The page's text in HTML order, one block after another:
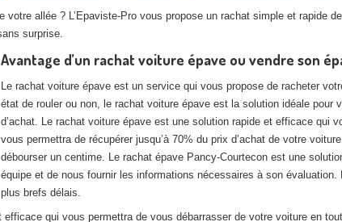
allée ? L’Epaviste-Pro vous propose un rachat simple et rapide
surprise.
Avantage d’un rachat voiture épave ou vendre son
Le rachat voiture épave est un service qui vous propose de racheter
état de rouler ou non, le rachat voiture épave est la solution idéale
d’achat. Le rachat voiture épave est une solution rapide et efficace
vous permettra de récupérer jusqu’à 70% du prix d’achat de votre
débourser un centime. Le rachat épave Pancy-Courtecon est une
équipe et de nous fournir les informations nécessaires à son
plus brefs délais.
qui vous permettra de vous débarrasser de votre voiture en